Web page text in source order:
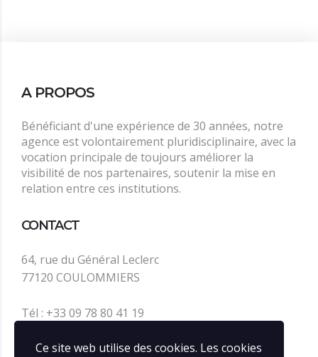
A PROPOS
Bénéficiant d'une expérience de 30 années, notre
agence est volontairement pluridisciplinaire, avec la
vocation principale de toujours améliorer la
visibilité de nos partenaires, soutenir la mise en
relation entre ces institutions.
CONTACT
64, rue du Général Leclerc
77120 COULOMMIERS
Tél : +33 09 78 80 41 19
Ce site web utilise des cookies. Les cookies